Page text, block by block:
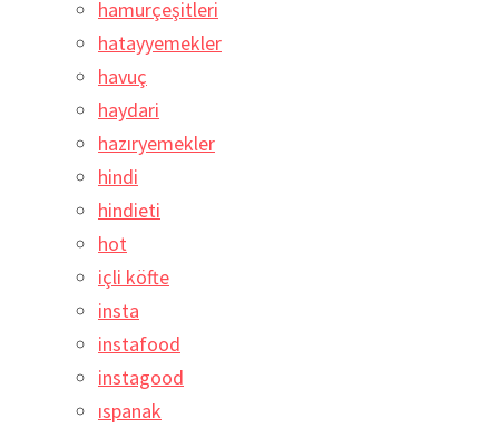
hamurçeşitleri
hatayyemekler
havuç
haydari
hazıryemekler
hindi
hindieti
hot
içli köfte
insta
instafood
instagood
ıspanak